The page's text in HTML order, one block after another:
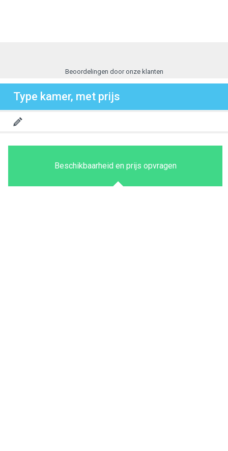
Beoordelingen door onze klanten
Type kamer, met prijs
Beschikbaarheid en prijs opvragen